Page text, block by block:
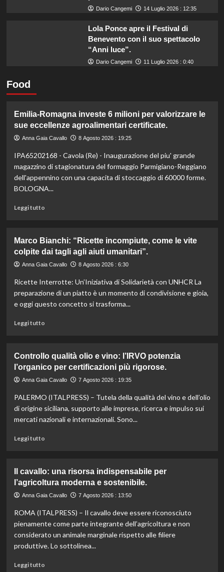
Dario Cangemi 14 Luglio 2026 : 12:35
Lola Ponce apre il Festival di
Benevento con il suo spettacolo
“Anni luce”.
Dario Cangemi 11 Luglio 2026 : 0:40
Food
Emilia-Romagna investe 6 milioni per valorizzare le
sue eccellenze agroalimentari certificate.
Anna Gaia Cavallo 8 Agosto 2026 : 19:25
IPA65202168 - Cavola (Re) - Inaugurazione del piu' grande
magazzino di stagionatura del formaggio Parmigiano-Reggiano
dell'appennino con una capacita di stoccaggio di 60000 forme.
BOLOGNA...
Leggi tuttoLeggi
Emilia-
Romagna
investe
milioni
per
valorizzare
Marco Bianchi: “Ricette incompiute, come le vite
colpite dai tagli agli aiuti umanitari”.
Anna Gaia Cavallo 8 Agosto 2026 : 6:30
Ricette Interrotte: Un’Iniziativa di Solidarietà con UNHCR La
preparazione di un piatto è un momento di condivisione e gioia,
e oggi questo concetto si trasforma...
Leggi tuttoLeggi
Marco
Bianchi:
“Ricette
come
le
vite
umanitari”.
Controllo qualità olio e vino: l’IRVO potenzia
l’organico per certificazioni più rigorose.
Anna Gaia Cavallo 7 Agosto 2026 : 19:35
PALERMO (ITALPRESS) – Tutela della qualità del vino e dell’olio
di origine siciliana, supporto alle imprese, ricerca e impulso sui
mercati nazionali e internazionali. Sono...
Leggi tuttoLeggi
Controllo
qualità
olio
vino:
l’IRVO
potenzia
per
Il cavallo: una risorsa indispensabile per
l’agricoltura moderna e sostenibile.
Anna Gaia Cavallo 7 Agosto 2026 : 13:50
ROMA (ITALPRESS) – Il cavallo deve essere riconosciuto
pienamente come parte integrante dell’agricoltura e non
considerato un animale marginale rispetto alle filiere
produttive. Lo sottolinea...
Leggi tuttoLeggi